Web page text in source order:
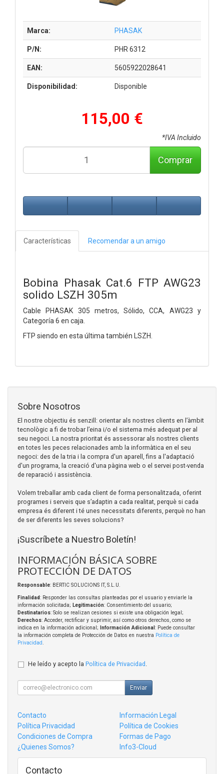
Marca: PHASAK
P/N: PHR 6312
EAN: 5605922028641
Disponibilidad: Disponible
115,00 €
*IVA Incluido
Comprar
Características Recomendar a un amigo
Bobina Phasak Cat.6 FTP AWG23
solido LSZH 305m
Cable PHASAK 305 metros, Sólido, CCA, AWG23 y
Categoría 6 en caja.
FTP siendo en esta última también LSZH.
Sobre Nosotros
El nostre objectiu és senzill: orientar als nostres clients en l’àmbit
tecnològic a fi de trobar l’eina i/o el sistema més adequat per al
seu negoci. La nostra prioritat és assessorar als nostres clients
en totes les peces relacionades amb la informàtica en el seu
negoci: des de la tria i la compra d'un aparell, fins a l'adaptació
d'un programa, la creació d'una pàgina web o el servei post-venda
de reparació i assistència.
Volem treballar amb cada client de forma personalitzada, oferint
programes i serveis que s’adaptin a cada realitat, perquè si cada
empresa és diferent i té unes necessitats diferents, perquè no han
de ser diferents les seves solucions?
¡Suscríbete a Nuestro Boletín!
INFORMACIÓN BÁSICA SOBRE
PROTECCIÓN DE DATOS
Responsable: BERTIC SOLUCIONS IT, S.L.U.
Finalidad: Responder las consultas planteadas por el usuario y enviarle la
información solicitada; Legitimación: Consentimiento del usuario;
Destinatarios: Solo se realizan cesiones si existe una obligación legal;
Derechos: Acceder, rectificar y suprimir, así como otros derechos, como se
indica en la información adicional;
Información Adicional : Puede consultar
la información completa de Protección de Datos en nuestra Política de
Privacidad
He leído y acepto la Política de Privacidad
Enviar
Contacto
Información Legal
Política Privacidad
Política de Cookies
Condiciones de Compra
Formas de Pago
¿Quienes Somos?
Info3-Cloud
Contacto